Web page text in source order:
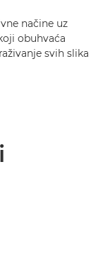
načine uz
obuhvaća
svih slika